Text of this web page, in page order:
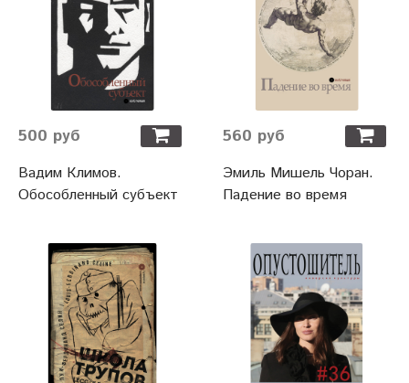
500 руб
Вадим Климов.
Обособленный субъект
560 руб
Эмиль Мишель Чоран.
Падение во время